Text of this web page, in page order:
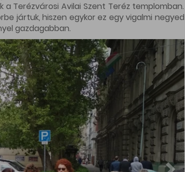
Ferenc teret (Séta a Liszt Ferenc és a
ez a terület. Utunkon megelvenedtek a
világba kalauzolt el minket. Végül pedig a
egy kávéra, üdítőre, megkoronázva ezzel a
Miksa utcában, ahol több ház udvarára és
lehetősége volt megtekinteni vezetéssel a
Pesti Vigadót. Meglátogattuk a Pesti
és környékén (Csáky (Hegedűs Gyula utcai)
egy másik oldaláról a mostanában
kaptunk a Klauzál téri piacon. Jártunk a Divat
a MahartPassnave egy órás hajós